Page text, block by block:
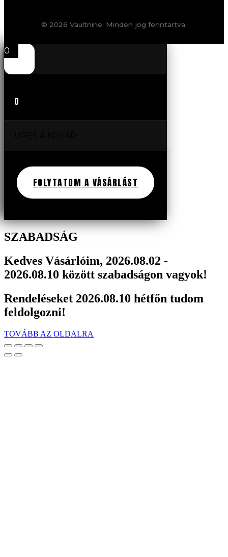
© 2026 Vaultnine. Minden jog fenntartva.
0
0
FOLYTATOM A VÁSÁRLÁST
SZABADSÁG
Kedves Vásárlóim, 2026.08.02 -
2026.08.10 között szabadságon vagyok!
Rendeléseket 2026.08.10 hétfőn tudom
feldolgozni!
TOVÁBB AZ OLDALRA